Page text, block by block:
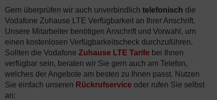
Gern überprüfen wir auch unverbindlich telefonisch die
Vodafone Zuhause LTE Verfügbarkeit an Ihrer Anschrift.
Unsere Mitarbeiter benötigen Anschrift und Vorwahl, um
einen kostenlosen Verfügbarkeitscheck durchzuführen.
Sollten die Vodafone Zuhause LTE Tarife bei Ihnen
verfügbar sein, beraten wir Sie gern auch am Telefon,
welches der Angebote am besten zu Ihnen passt. Nutzen
Sie einfach unseren Rückrufservice oder rufen Sie selbst
an: